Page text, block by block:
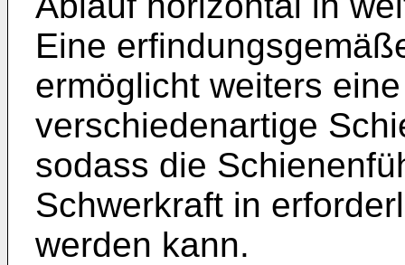
Eine
ermöglicht weiters
verschiedenartige
sodass die
Schwerkraft in
werden kann.